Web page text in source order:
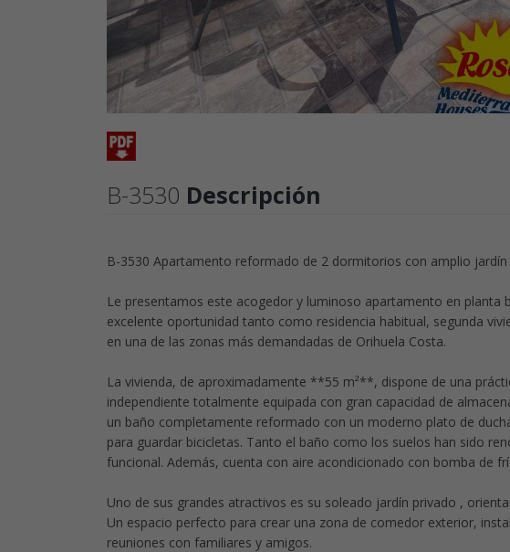
B-3530 Descripción
B-3530 Apartamento reformado de 2 dormitorios con amplio
Le presentamos este acogedor y luminoso apartamento en
excelente oportunidad tanto como residencia habitual, segunda
en una de las zonas más demandadas de Orihuela Costa.
La vivienda, de aproximadamente **55 m²**, dispone de una
independiente totalmente equipada con gran capacidad de
un baño completamente reformado con un moderno plato de
para guardar bicicletas. Tanto el baño como los suelos han sido
funcional. Además, cuenta con aire acondicionado con bomba de
Uno de sus grandes atractivos es su soleado jardín privado ,
Un espacio perfecto para crear una zona de comedor exterior,
reuniones con familiares y amigos.